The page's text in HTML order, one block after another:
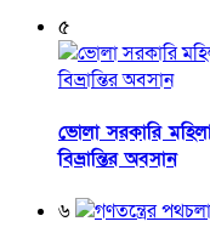
৫
ভোলা সরকারি
বিভ্রান্তির অবসান
৬